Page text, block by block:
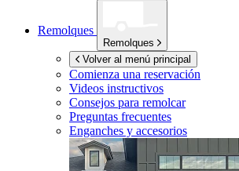
Remolques
Remolques
Volver al menú principal
Comienza una reservación
Videos instructivos
Consejos para remolcar
Preguntas frecuentes
Enganches y accesorios